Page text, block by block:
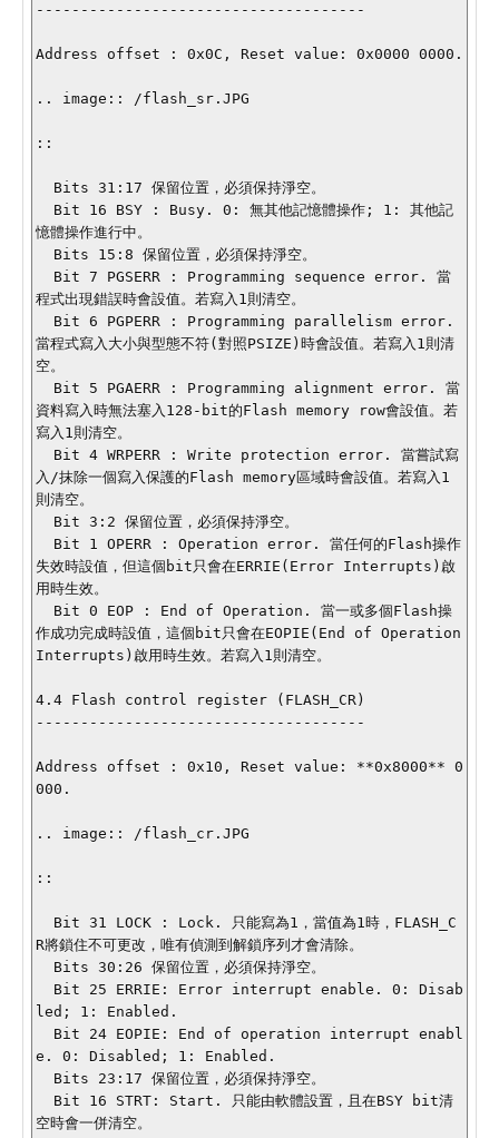
-------------------------------------
Address offset : 0x0C, Reset value: 0x0000 0000.
.. image:: /flash_sr.JPG
::
憶體操作進行中。
程式出現錯誤時會設值。若寫入1則清空。
當程式寫入大小與型態不符(對照PSIZE)時會設值。若寫入1則清
空。
資料寫入時無法塞入128-bit的Flash memory row會設值。若
寫入1則清空。
入/抹除一個寫入保護的Flash memory區域時會設值。若寫入1
則清空。
失效時設值，但這個bit只會在ERRIE(Error Interrupts)啟
用時生效。
作成功完成時設值，這個bit只會在EOPIE(End of Operation
Interrupts)啟用時生效。若寫入1則清空。
4.4 Flash control register (FLASH_CR)
-------------------------------------
Address offset : 0x10, Reset value: **0x8000** 0
000.
.. image:: /flash_cr.JPG
::
R將鎖住不可更改，唯有偵測到解鎖序列才會清除。
led; 1: Enabled.
e. 0: Disabled; 1: Enabled.
空時會一併清空。